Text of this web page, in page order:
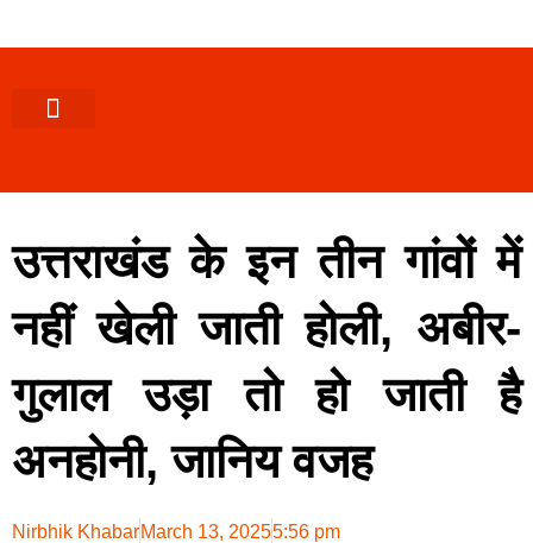
उत्तराखंड के इन तीन गांवों में
नहीं खेली जाती होली, अबीर-
गुलाल उड़ा तो हो जाती है
अनहोनी, जानिय वजह
Nirbhik KhabarMarch 13, 20255:56 pm